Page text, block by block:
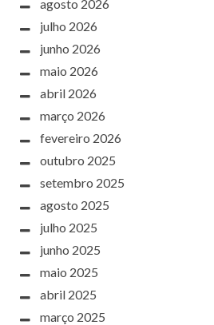
agosto 2026
julho 2026
junho 2026
maio 2026
abril 2026
março 2026
fevereiro 2026
outubro 2025
setembro 2025
agosto 2025
julho 2025
junho 2025
maio 2025
abril 2025
março 2025